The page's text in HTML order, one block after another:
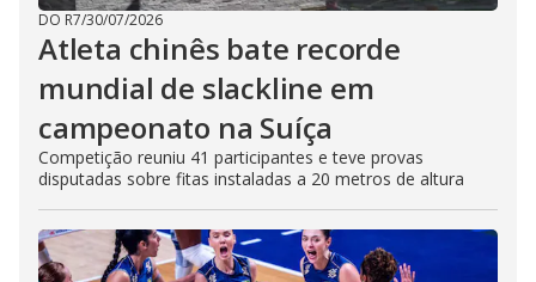
DO R7/30/07/2026
Atleta chinês bate recorde
mundial de slackline em
campeonato na Suíça
Competição reuniu 41 participantes e teve provas
disputadas sobre fitas instaladas a 20 metros de altura